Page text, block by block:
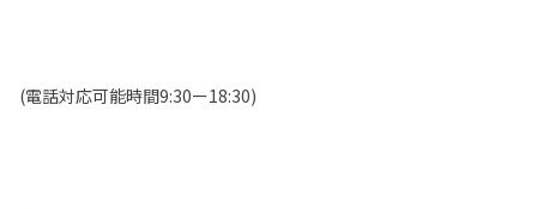
(電話対応可能時間9:30ー18:30)